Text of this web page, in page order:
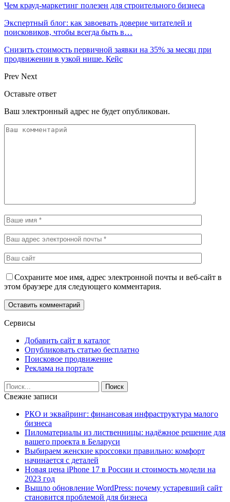
Чем крауд-маркетинг полезен для строительного бизнеса
Экспертный блог: как завоевать доверие читателей и
поисковиков, чтобы всегда быть в…
Снизить стоимость первичной заявки на 35% за месяц при
продвижении в узкой нише. Кейс
Prev Next
Оставьте ответ
Ваш электронный адрес не будет опубликован.
Сохраните мое имя, адрес электронной почты и веб-сайт в
этом браузере для следующего комментария.
Сервисы
Добавить сайт в каталог
Опубликовать статью бесплатно
Поисковое продвижение
Реклама на портале
Свежие записи
РКО и эквайринг: финансовая инфраструктура малого
бизнеса
Пиломатериалы из лиственницы: надёжное решение для
вашего проекта в Беларуси
Выбираем женские кроссовки правильно: комфорт
начинается с деталей
Новая цена iPhone 17 в России и стоимость модели на
2023 год
Вышло обновление WordPress: почему устаревший сайт
становится проблемой для бизнеса